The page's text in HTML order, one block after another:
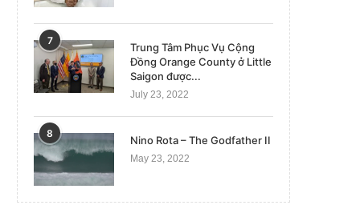
7
Trung Tâm Phục Vụ Cộng
Đồng Orange County ở Little
Saigon được...
July 23, 2022
8
Nino Rota – The Godfather II
May 23, 2022